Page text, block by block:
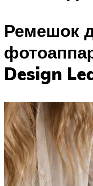
Ремешок
Design